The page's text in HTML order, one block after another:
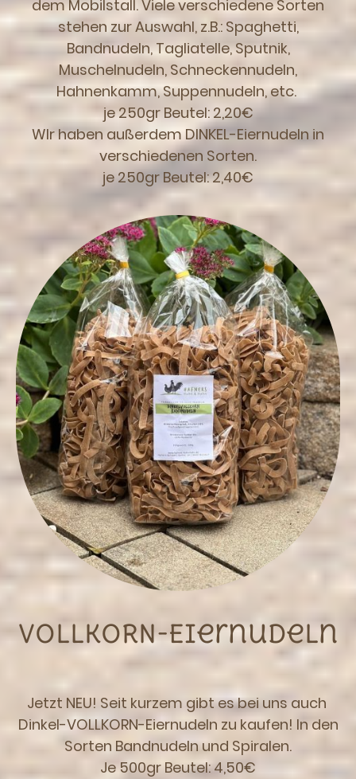
dem Mobilstall. Viele verschiedene Sorten
stehen zur Auswahl, z.B.: Spaghetti,
Bandnudeln, Tagliatelle, Sputnik,
Muschelnudeln, Schneckennudeln,
Hahnenkamm, Suppennudeln, etc.
je 250gr Beutel: 2,20€
WIr haben außerdem DINKEL-Eiernudeln in
verschiedenen Sorten.
je 250gr Beutel: 2,40€
VOLLKORN-Eiernudeln
Jetzt NEU! Seit kurzem gibt es bei uns auch
Dinkel-VOLLKORN-Eiernudeln zu kaufen! In den
Sorten Bandnudeln und Spiralen.
Je 500gr Beutel: 4,50€